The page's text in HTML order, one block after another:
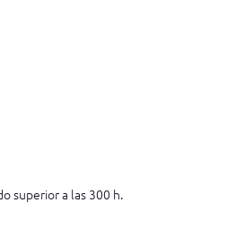
superior a las 300 h.